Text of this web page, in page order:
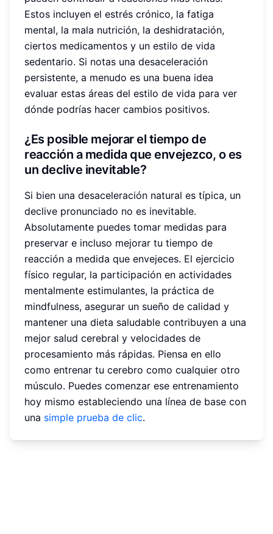
Estos incluyen el estrés crónico, la fatiga
mental, la mala nutrición, la deshidratación,
ciertos medicamentos y un estilo de vida
sedentario. Si notas una desaceleración
persistente, a menudo es una buena idea
evaluar estas áreas del estilo de vida para ver
dónde podrías hacer cambios positivos.
¿Es posible mejorar el tiempo de
reacción a medida que envejezco, o es
un declive inevitable?
Si bien una desaceleración natural es típica, un
declive pronunciado no es inevitable.
Absolutamente puedes tomar medidas para
preservar e incluso mejorar tu tiempo de
reacción a medida que envejeces. El ejercicio
físico regular, la participación en actividades
mentalmente estimulantes, la práctica de
mindfulness, asegurar un sueño de calidad y
mantener una dieta saludable contribuyen a una
mejor salud cerebral y velocidades de
procesamiento más rápidas. Piensa en ello
como entrenar tu cerebro como cualquier otro
músculo. Puedes comenzar ese entrenamiento
hoy mismo estableciendo una línea de base con
una simple prueba de clic.